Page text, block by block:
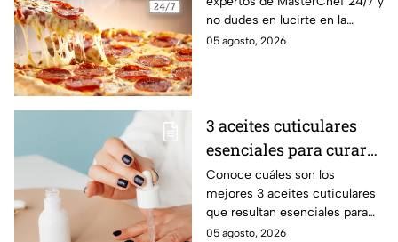
deliciosa
no dudes en lucirte en la
cocina.
05 agosto, 2026
3 aceites cuticulares
esenciales para curar
las uñas quebradizas y
la piel abierta
Conoce cuáles son los
mejores 3 aceites cuticulares
que resultan esenciales para
que puedas curar las uñas
05 agosto, 2026